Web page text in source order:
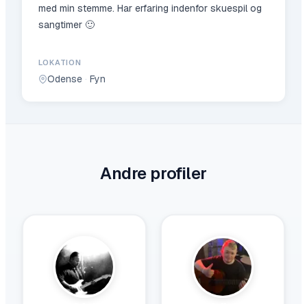
med min stemme. Har erfaring indenfor skuespil og
sangtimer 🙂
LOKATION
Odense · Fyn
Andre profiler